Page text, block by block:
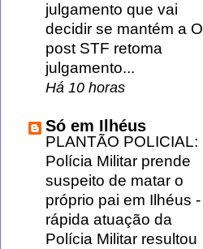
julgamento que vai
decidir se mantém a O
post STF retoma
julgamento...
Há 10 horas
Só em Ilhéus
PLANTÃO POLICIAL:
Polícia Militar prende
suspeito de matar o
próprio pai em Ilhéus -
rápida atuação da
Polícia Militar resultou